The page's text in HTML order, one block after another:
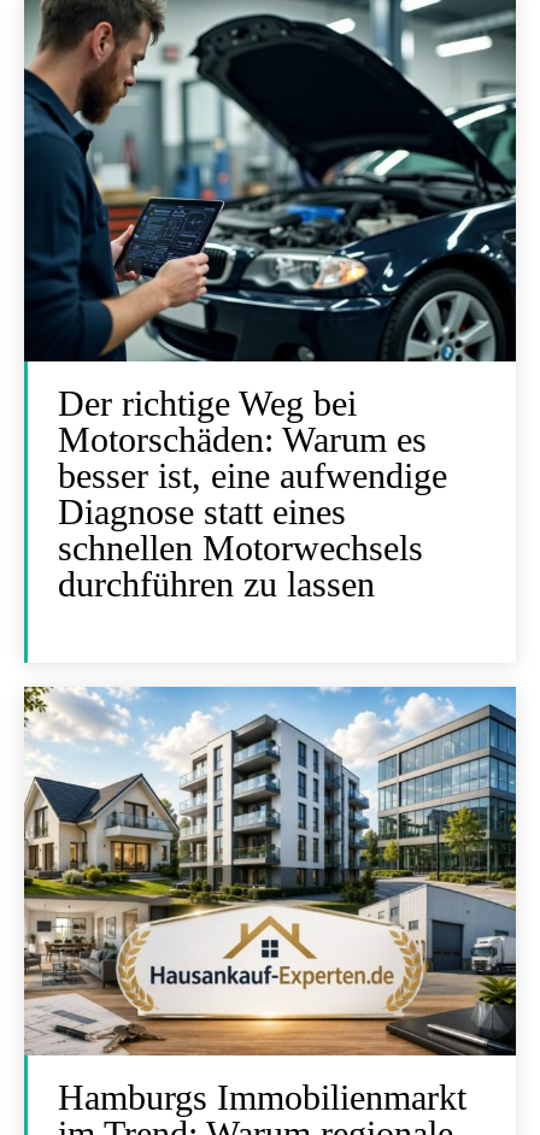
Der richtige Weg bei
Motorschäden: Warum es
besser ist, eine aufwendige
Diagnose statt eines
schnellen Motorwechsels
durchführen zu lassen
Hamburgs Immobilienmarkt